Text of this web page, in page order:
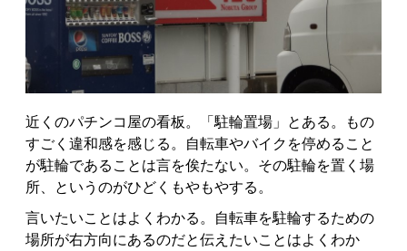
近くのパチンコ屋の看板。「駐輪置場」とある。もの
すごく違和感を感じる。自転車やバイクを停めること
が駐輪であることは言を俟たない。その駐輪を置く場
所、というのがひどくもやもやする。
言いたいことはよくわかる。自転車を駐輪するための
場所が右方向にあるのだと伝えたいことはよくわか